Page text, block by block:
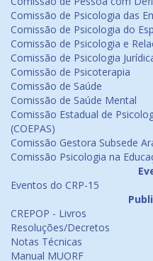
Comissão de Psicologia das
Comissão de Psicologia do
Comissão de Psicologia e
Comissão de Psicologia
Comissão de Psicoterapia
Comissão de Saúde
Comissão de Saúde Mental
Comissão Estadual de
(COEPAS)
Comissão Gestora Subsede
Comissão Psicologia na
Eventos do CRP-15
CREPOP - Livros
Resoluções/Decretos
Notas Técnicas
Manual MUORF